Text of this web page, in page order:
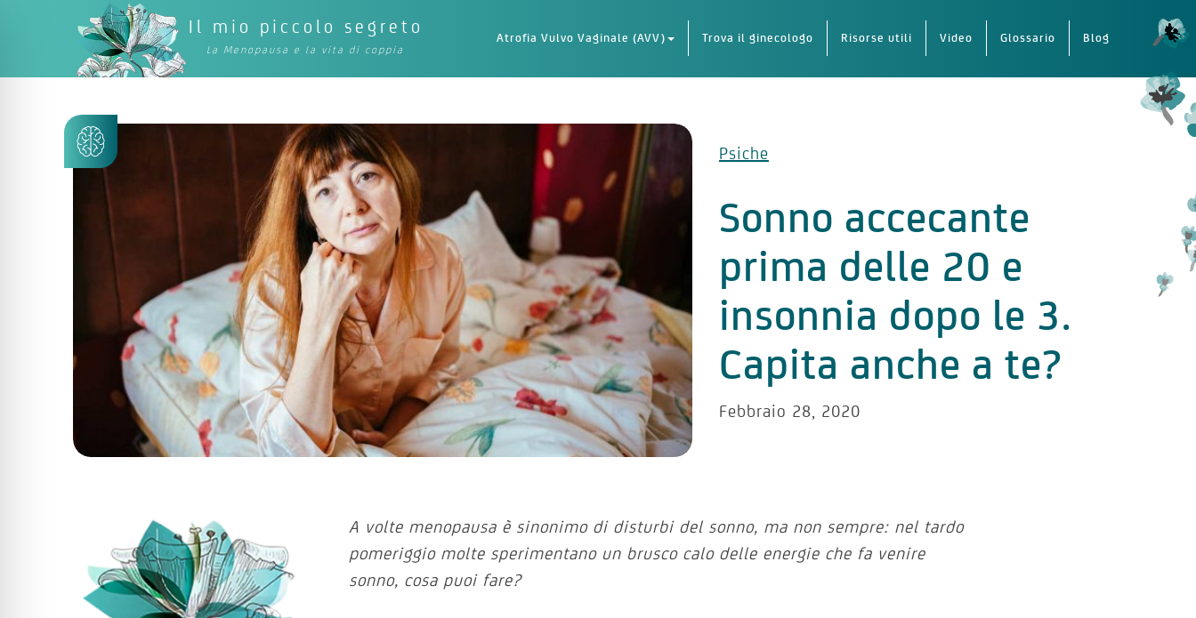
Il mio piccolo segreto
La Menopausa e la vita di coppia
Atrofia Vulvo Vaginale (AVV) Trova il ginecologo Risorse utili Video Glossario Blog
Psiche
Sonno accecante
prima delle 20 e
insonnia dopo le 3.
Capita anche a te?
Febbraio 28, 2020
A volte menopausa è sinonimo di disturbi del sonno, ma non sempre: nel tardo
pomeriggio molte sperimentano un brusco calo delle energie che fa venire
sonno, cosa puoi fare?